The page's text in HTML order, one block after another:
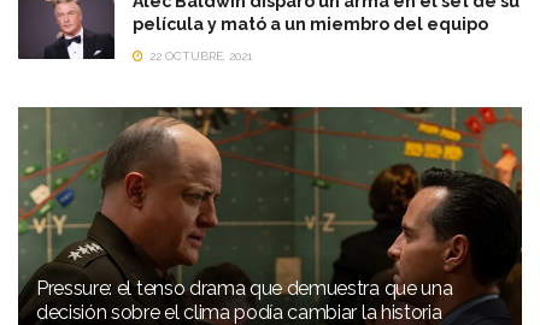
película y mató a un miembro del equipo
22 OCTUBRE, 2021
Pressure: el tenso drama que demuestra que una
decisión sobre el clima podía cambiar la historia